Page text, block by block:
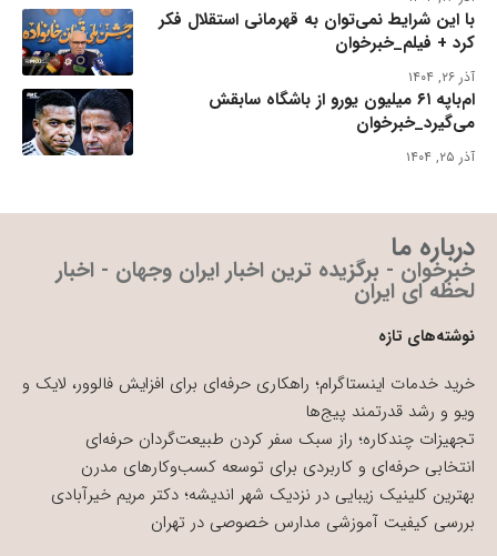
با این شرایط نمی‌توان به قهرمانی استقلال فکر
کرد + فیلم_خبرخوان
آذر ۲۶, ۱۴۰۴
ام‌باپه ۶۱ میلیون یورو از باشگاه سابقش
می‌گیرد_خبرخوان
آذر ۲۵, ۱۴۰۴
درباره ما
خبرخوان - برگزیده ترین اخبار ایران وجهان - اخبار
لحظه ای ایران
نوشته‌های تازه
خرید خدمات اینستاگرام؛ راهکاری حرفه‌ای برای افزایش فالوور، لایک و
ویو و رشد قدرتمند پیج‌ها
تجهیزات چندکاره؛ راز سبک سفر کردن طبیعت‌گردان حرفه‌ای
انتخابی حرفه‌ای و کاربردی برای توسعه کسب‌وکارهای مدرن
بهترین کلینیک زیبایی در نزدیک شهر اندیشه؛ دکتر مریم خیرآبادی
بررسی کیفیت آموزشی مدارس خصوصی در تهران